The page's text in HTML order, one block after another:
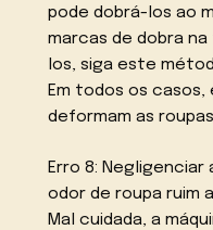
pode dobrá-los ao
marcas de dobra
los, siga este
Em todos os
deformam as
Erro 8: Negligenciar
odor de roupa ruim
Mal cuidada, a